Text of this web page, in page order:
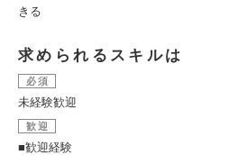
きる
求められるスキルは
必須
未経験歓迎
歓迎
■歓迎経験